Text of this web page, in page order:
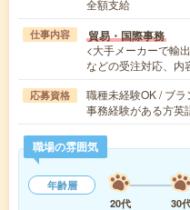
全額支給
仕事内容 貿易・国際事務
<大手メーカーで輸
などの受注対応、
応募資格
職種未経験OK / ブラ
事務経験がある方英
職場の雰囲気
年齢層
20代
30